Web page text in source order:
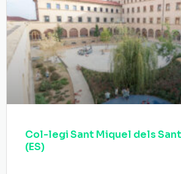
Col-legi Sant Miquel dels
(ES)